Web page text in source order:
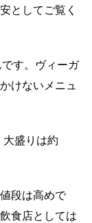
としてご覧く
す。ヴィーガ
けないメニュ
大盛りは約
段は高めで
食店としては